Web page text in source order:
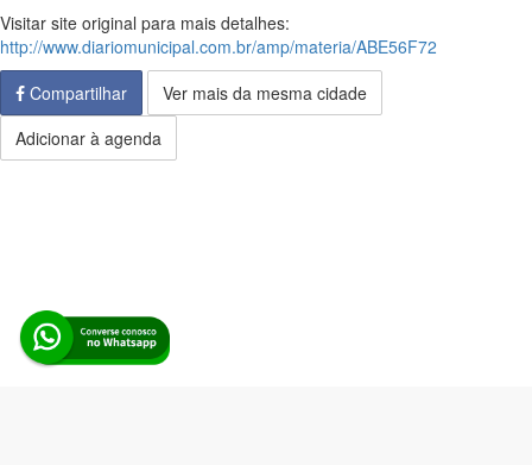
Visitar site original para mais detalhes:
http://www.diariomunicipal.com.br/amp/materia/ABE56F72
Compartilhar
Ver mais da mesma cidade
Adicionar à agenda